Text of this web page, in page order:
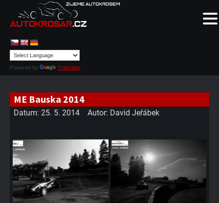
Powered by Translate
ME Bauska 2014
Datum: 25. 5. 2014 Autor: David Jeřábek